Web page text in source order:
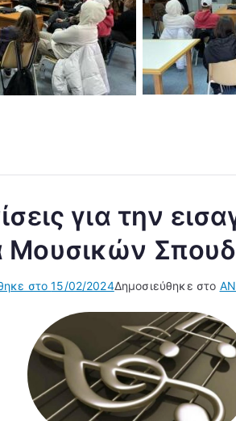
για την
Μουσικών
στο15/02/2024Δημοσιεύθηκε στο